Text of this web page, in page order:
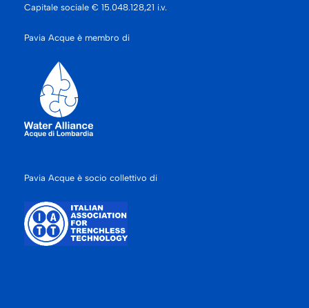
Capitale sociale € 15.048.128,21 i.v.
Pavia Acque è membro di
Pavia Acque è socio collettivo di